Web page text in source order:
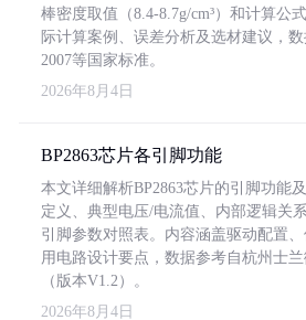
棒密度取值（8.4-8.7g/cm³）和计算公
际计算案例、误差分析及选材建议，
2007等国家标准。
2026年8月4日
BP2863芯片各引脚功能
本文详细解析BP2863芯片的引脚功能
定义、典型电压/电流值、内部逻辑关
引脚参数对照表。内容涵盖驱动配置
用电路设计要点，数据参考自杭州士
（版本V1.2）。
2026年8月4日